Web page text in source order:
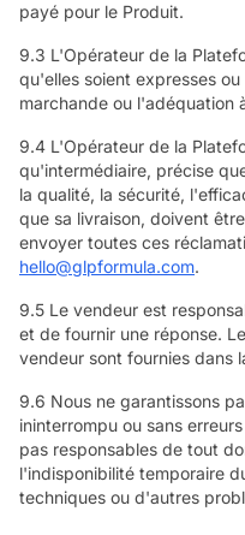
payé pour le Produit.
9.3 L'Opérateur de la
qu'elles soient expresses
marchande ou l'adéquation
9.4 L'Opérateur de la
qu'intermédiaire, précise
la qualité, la sécurité,
que sa livraison, doivent
envoyer toutes ces
hello@glpformula.com.
9.5 Le vendeur est
et de fournir une réponse.
vendeur sont fournies dans
9.6 Nous ne garantissons
ininterrompu ou sans
pas responsables de tout
l'indisponibilité temporaire
techniques ou d'autres